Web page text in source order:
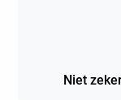
Niet